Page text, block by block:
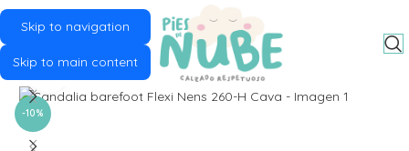
Skip to navigation
Skip to main content
-10%
Click to enlarge